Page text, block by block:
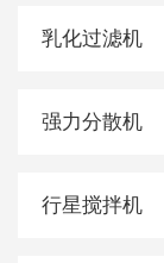
乳化过滤机
强力分散机
行星搅拌机